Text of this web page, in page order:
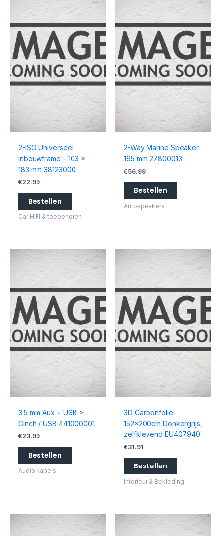
2-ISO Universeel
Inbouwframe – 103 x
183 mm 38123000
€22.99
Bestellen
Car HIFI & toebehoren
2-Way Marine Speaker
165 mm 27800013
€56.99
Bestellen
Autospeakers
3.5 mm Aux + USB >
Cinch / USB 441000001
€23.99
Bestellen
Audio kabels
3D Carbonfolie
152x200cm Donkergrijs,
zelfklevend EU407940
€31.91
Bestellen
Interieur & Bekleding